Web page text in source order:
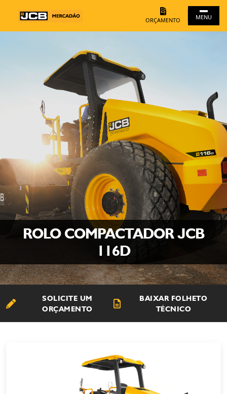
ORÇAMENTO MENU
ROLO COMPACTADOR JCB
116D
SOLICITE UM
ORÇAMENTO
BAIXAR FOLHETO
TÉCNICO